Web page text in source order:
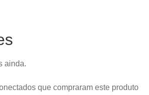
ainda.
que compraram este produto